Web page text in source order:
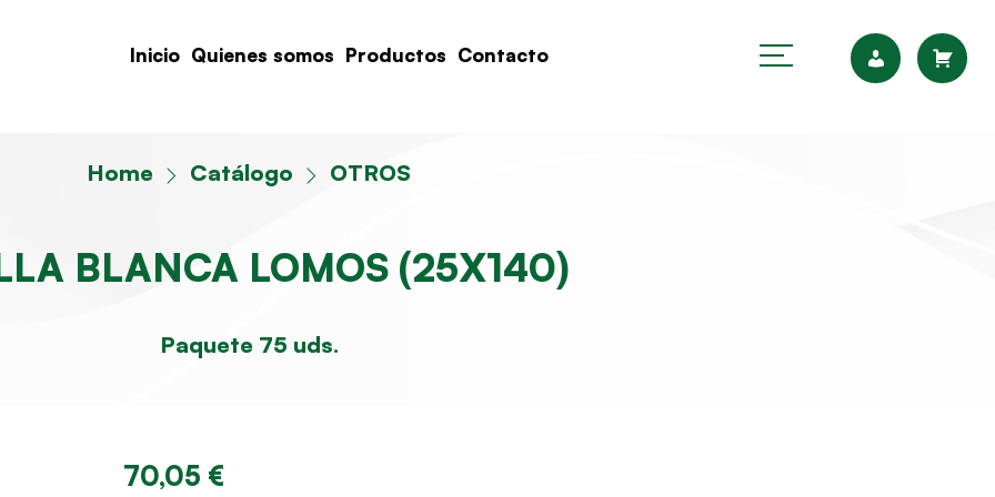
Inicio Quienes somos Productos Contacto
Home Catálogo OTROS
BLANCA LOMOS (25X140)
Paquete 75 uds.
70,05 €